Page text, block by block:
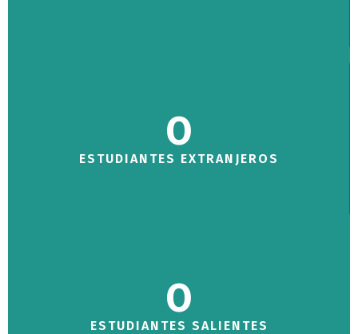
ESTUDIANTES EXTRANJEROS
0
ESTUDIANTES SALIENTES
0